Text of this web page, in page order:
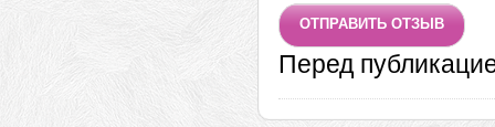
Перед